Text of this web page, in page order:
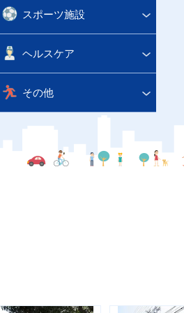
スポーツ施設
ヘルスケア
その他